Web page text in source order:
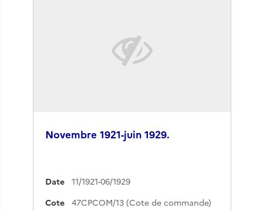
Novembre 1921-juin 1929.
Date
11/1921-06/1929
Cote
47CPCOM/13 (Cote de commande)